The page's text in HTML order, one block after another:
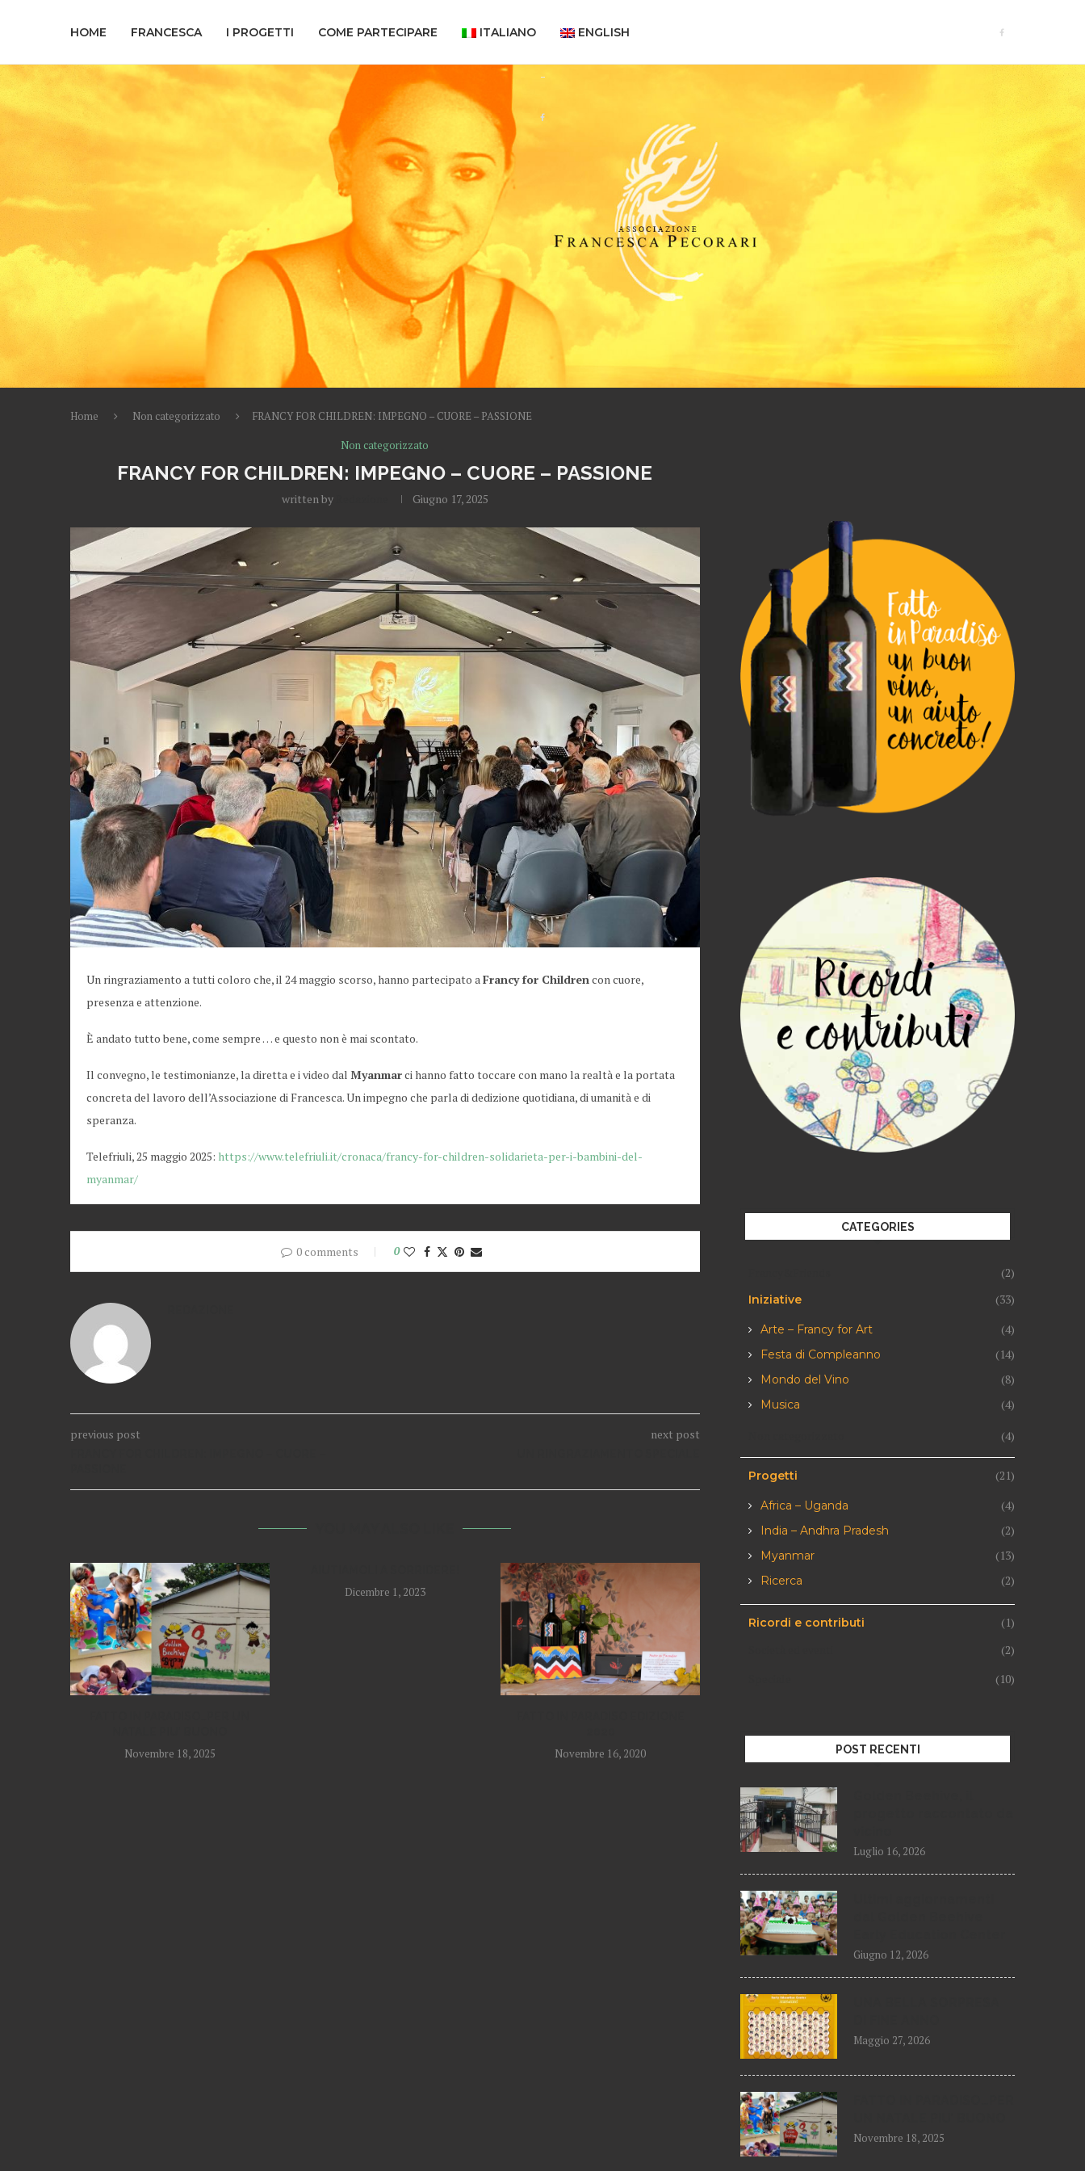
HOME FRANCESCA I PROGETTI COME PARTECIPARE ITALIANO ENGLISH
Home Non categorizzato
FRANCY FOR CHILDREN: IMPEGNO – CUORE – PASSIONE
Non categorizzato
FRANCY FOR CHILDREN: IMPEGNO – CUORE – PASSIONE
written by Giugno 17, 2025
Un ringraziamento a tutti coloro che, il 24 maggio scorso, hanno partecipato aFrancy for Childrencon cuore,
presenza e attenzione.
È andato tutto bene, come sempre … e questo non è mai scontato.
Il convegno, le testimonianze, la diretta e i video dal Myanmarci hanno fatto toccare con mano la realtà e la portata
concreta del lavoro dell’Associazione di Francesca. Un impegno che parla di dedizione quotidiana, di umanità e di
speranza.
Telefriuli, 25 maggio 2025: https://www.telefriuli.it/cronaca/francy-for-children-solidarieta-per-i-bambini-del-
myanmar/
0 comments 0
previous post next post
Novembre 18, 2025
Dicembre 1, 2023
Novembre 16, 2020
CATEGORIES
(2)
Iniziative (33)
Arte – Francy for Art (4)
Festa di Compleanno (14)
Mondo del Vino (8)
Musica (4)
(4)
Progetti (21)
Africa – Uganda (4)
India – Andhra Pradesh (2)
Myanmar (13)
Ricerca (2)
Ricordi e contributi
(1)
(2)
(10)
POST RECENTI
Luglio 16, 2026
Giugno 12, 2026
Maggio 27, 2026
Novembre 18, 2025